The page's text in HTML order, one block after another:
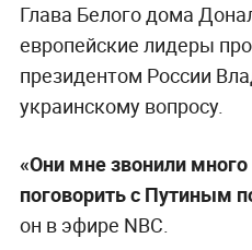
Глава Белого дома
европейские лидеры
президентом России
украинскому вопросу.
«Они мне звонили много
поговорить с Путиным
он в эфире NBC.